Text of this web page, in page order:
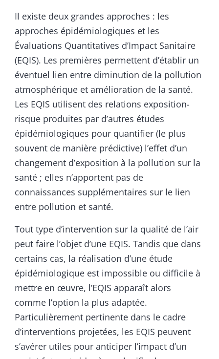
Il existe deux grandes approches : les
approches épidémiologiques et les
Évaluations Quantitatives d’Impact Sanitaire
(EQIS). Les premières permettent d’établir un
éventuel lien entre diminution de la pollution
atmosphérique et amélioration de la santé.
Les EQIS utilisent des relations exposition-
risque produites par d’autres études
épidémiologiques pour quantifier (le plus
souvent de manière prédictive) l’effet d’un
changement d’exposition à la pollution sur la
santé ; elles n’apportent pas de
connaissances supplémentaires sur le lien
entre pollution et santé.
Tout type d’intervention sur la qualité de l’air
peut faire l’objet d’une EQIS. Tandis que dans
certains cas, la réalisation d’une étude
épidémiologique est impossible ou difficile à
mettre en œuvre, l’EQIS apparaît alors
comme l’option la plus adaptée.
Particulièrement pertinente dans le cadre
d’interventions projetées, les EQIS peuvent
s’avérer utiles pour anticiper l’impact d’un